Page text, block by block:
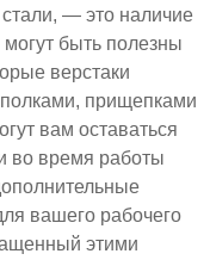
— это наличие
быть полезны
верстаки
прищепками
вам оставаться
во время работы
вашего рабочего
этими